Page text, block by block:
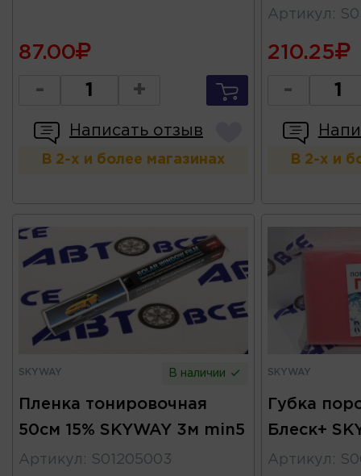
87.00
- +
Написать отзыв
В 2-х и более магазинах
Артикул :
210.25
-
В 2-х и
SKYWAY В наличии
Пленка тонировочная
50см 15% SKYWAY 3м min5
Артикул : S01205003
SKYWAY
Губка
Блеск+
Артикул :